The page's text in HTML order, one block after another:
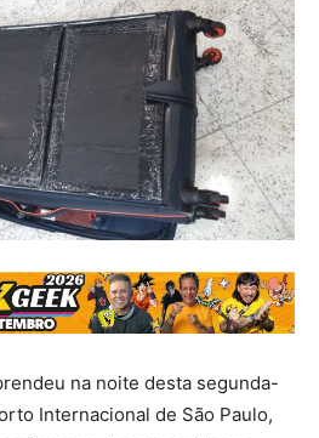
na noite desta segunda-
Internacional de São Paulo,